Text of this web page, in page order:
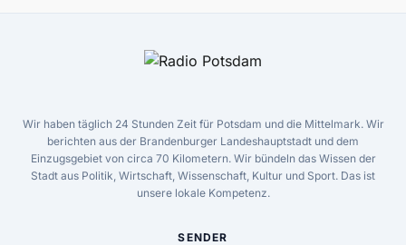
Wir haben täglich 24 Stunden Zeit für Potsdam und die Mittelmark. Wir
berichten aus der Brandenburger Landeshauptstadt und dem
Einzugsgebiet von circa 70 Kilometern. Wir bündeln das Wissen der
Stadt aus Politik, Wirtschaft, Wissenschaft, Kultur und Sport. Das ist
unsere lokale Kompetenz.
SENDER